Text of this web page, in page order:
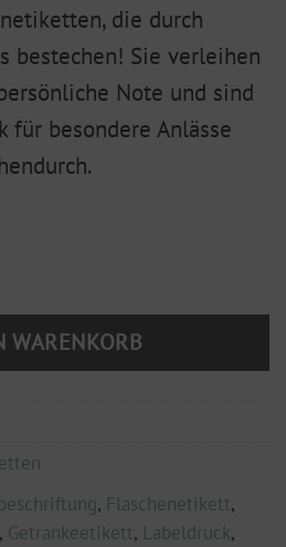
die durch
bestechen! Sie verleihen
Note und sind
für besondere Anlässe
nur noch Sekt" Menge
WARENKORB
, Flaschenetikett,
, Getränkeetikett, Labeldruck,